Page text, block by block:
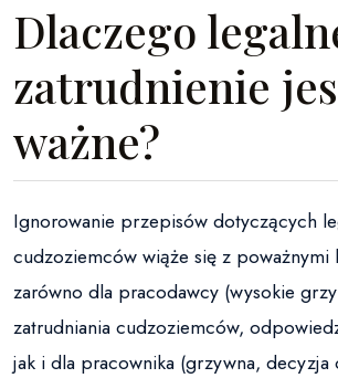
Dlaczego
zatrudnienie
ważne?
Ignorowanie przepisów dotyczących
cudzoziemców wiąże się z poważnymi
zarówno dla pracodawcy (wysokie
zatrudniania cudzoziemców,
jak i dla pracownika (grzywna,